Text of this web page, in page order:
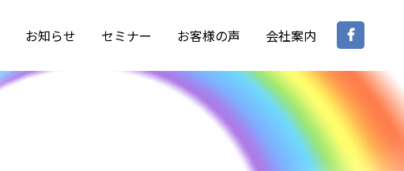
お知らせ セミナー お客様の声 会社案内